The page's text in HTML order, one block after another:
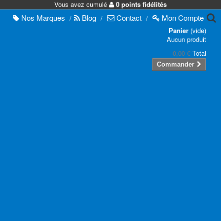
Vous avez cumulé 0 points fidélités
Nos Marques / Blog / Contact / MonCompte
Panier (vide)
Aucun produit
0,00 € Total
Commander